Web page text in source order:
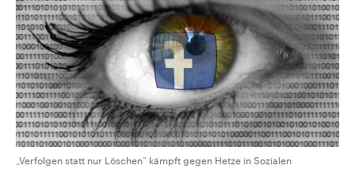
„Verfolgen statt nur Löschen“ kämpft gegen Hetze in Sozialen